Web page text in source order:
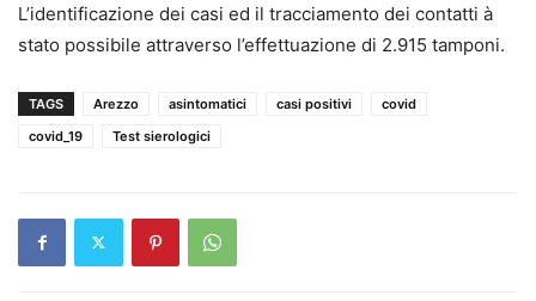
L’identificazione dei casi ed il tracciamento dei contatti à
stato possibile attraverso l’effettuazione di 2.915 tamponi.
TAGS Arezzo asintomatici casi positivi
covid
covid_19
Test sierologici